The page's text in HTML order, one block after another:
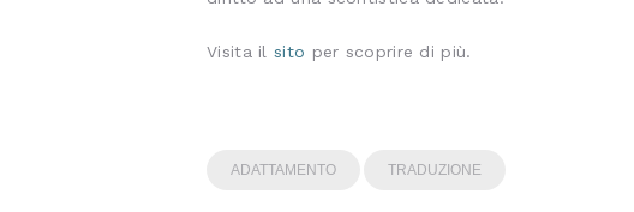
Visita il sito per scoprire di più.
ADATTAMENTO TRADUZIONE